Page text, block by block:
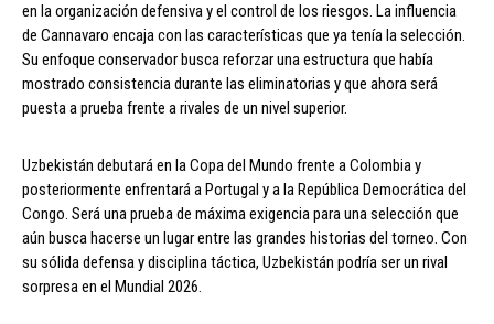
en la organización defensiva y el control de los riesgos. La influencia
de Cannavaro encaja con las características que ya tenía la selección.
Su enfoque conservador busca reforzar una estructura que había
mostrado consistencia durante las eliminatorias y que ahora será
puesta a prueba frente a rivales de un nivel superior.
Uzbekistán debutará en la Copa del Mundo frente a Colombia y
posteriormente enfrentará a Portugal y a la República Democrática del
Congo. Será una prueba de máxima exigencia para una selección que
aún busca hacerse un lugar entre las grandes historias del torneo. Con
su sólida defensa y disciplina táctica, Uzbekistán podría ser un rival
sorpresa en el Mundial 2026.